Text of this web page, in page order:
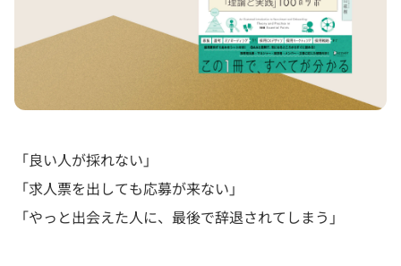
「良い人が採れない」
「求人票を出しても応募が来ない」
「やっと出会えた人に、最後で辞退されてしまう」